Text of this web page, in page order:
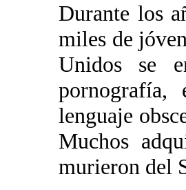
Durante los
miles de
Unidos se
lenguaje
Muchos
murieron del